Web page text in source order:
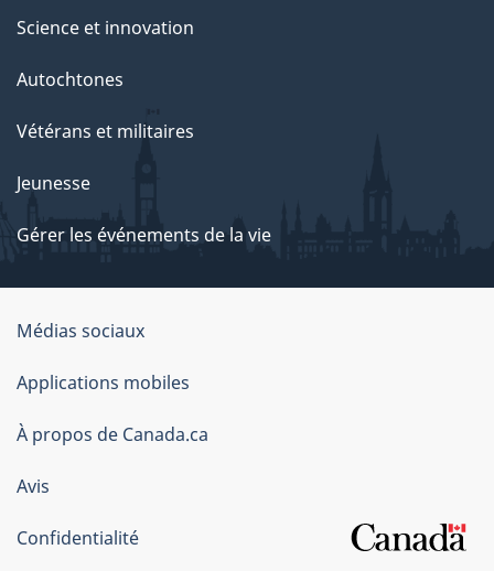
Science et innovation
Autochtones
Vétérans et militaires
Jeunesse
Gérer les événements de la vie
Organisation
du
gouvernement
du
Canada
Médias sociaux
Applications mobiles
À propos de Canada.ca
Avis
Confidentialité